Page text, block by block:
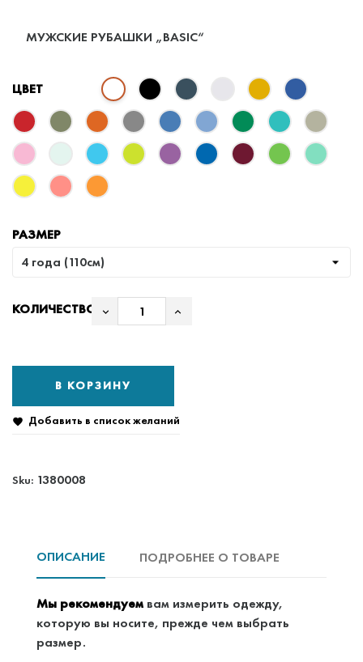
МУЖСКИЕ РУБАШКИ „BASIC“
ЦВЕТ
РАЗМЕР
КОЛИЧЕСТВО
В КОРЗИНУ
 Добавить в список желаний
Sku: 1380008
ОПИСАНИЕ ПОДРОБНЕЕ О ТОВАРЕ
Мы рекомендуем вам измерить одежду,
которую вы носите, прежде чем выбрать
размер.